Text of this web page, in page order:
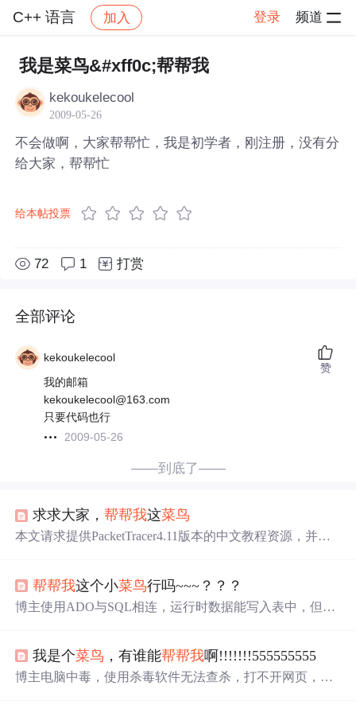
C++ 语言 加入 登录 频道
社区 C++ 语言 帖子详情
我是菜鸟&#xff0c;帮帮我
kekoukelecool
2009-05-26
不会做啊，大家帮帮忙，我是初学者，刚注册，没有分
给大家，帮帮忙
给本帖投票
72 1 打赏
全部评论
kekoukelecool
我的邮箱
kekoukelecool@163.com
只要代码也行
2009-05-26
赞
——到底了——
求求大家，帮帮我这菜鸟
本文请求提供PacketTracer4.11版本的中文教程资源，并提
帮帮我这个小菜鸟行吗~~~？？？
博主使用ADO与SQL相连，运行时数据能写入表中，但出
我是个菜鸟 ，有谁能帮帮我啊!!!!!!!555555555
博主电脑中毒，使用杀毒软件无法查杀，打不开网页，重